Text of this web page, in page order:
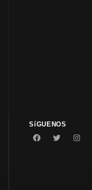
SíGUENOS